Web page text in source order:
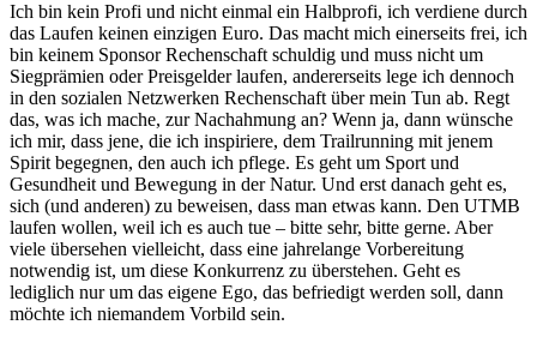
Ich bin kein Profi und nicht einmal ein Halbprofi, ich verdiene durch
das Laufen keinen einzigen Euro. Das macht mich einerseits frei, ich
bin keinem Sponsor Rechenschaft schuldig und muss nicht um
Siegprämien oder Preisgelder laufen, andererseits lege ich dennoch
in den sozialen Netzwerken Rechenschaft über mein Tun ab. Regt
das, was ich mache, zur Nachahmung an? Wenn ja, dann wünsche
ich mir, dass jene, die ich inspiriere, dem Trailrunning mit jenem
Spirit begegnen, den auch ich pflege. Es geht um Sport und
Gesundheit und Bewegung in der Natur. Und erst danach geht es,
sich (und anderen) zu beweisen, dass man etwas kann. Den UTMB
laufen wollen, weil ich es auch tue – bitte sehr, bitte gerne. Aber
viele übersehen vielleicht, dass eine jahrelange Vorbereitung
notwendig ist, um diese Konkurrenz zu überstehen. Geht es
lediglich nur um das eigene Ego, das befriedigt werden soll, dann
möchte ich niemandem Vorbild sein.